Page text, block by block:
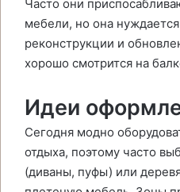
Часто они
мебели, но она
реконструкции и
хорошо смотрится на
Идеи
Сегодня модно
отдыха, поэтому часто
(диваны, пуфы) или